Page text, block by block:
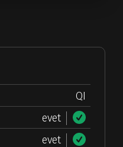
QI
evet
evet